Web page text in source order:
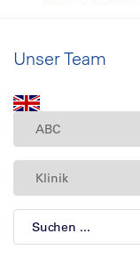
Unser Team